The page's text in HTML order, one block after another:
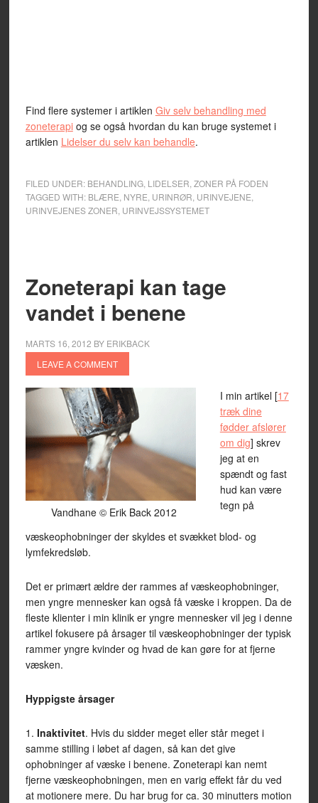
Find flere systemer i artiklen Giv selv behandling med
zoneterapiog se også hvordan du kan bruge systemet i
artiklen Lidelser du selv kan behandle.
FILED UNDER: BEHANDLING, LIDELSER ZONER PÅ FODEN
TAGGED WITH: BLÆRE NYRE URINRØR URINVEJENE
URINVEJENES ZONER URINVEJSSYSTEMET
Zoneterapi kan tage
vandet i benene
MARTS 16, 2012 BY ERIKBACK
LEAVE A COMMENT
Vandhane © Erik Back 2012
I min artikel [17
træk dine
fødder afslører
om dig] skrev
jeg at en
spændt og fast
hud kan være
tegn på
væskeophobninger der skyldes et svækket blod- og
lymfekredsløb.
Det er primært ældre der rammes af væskeophobninger,
men yngre mennesker kan også få væske i kroppen. Da de
fleste klienter i min klinik er yngre mennesker vil jeg i denne
artikel fokusere på årsager til væskeophobninger der typisk
rammer yngre kvinder og hvad de kan gøre for at fjerne
væsken.
Hyppigste årsager
1. Inaktivitet. Hvis du sidder meget eller står meget i
samme stilling i løbet af dagen, så kan det give
ophobninger af væske i benene. Zoneterapi kan nemt
fjerne væskeophobningen, men en varig effekt får du ved
at motionere mere. Du har brug for ca. 30 minutters motion